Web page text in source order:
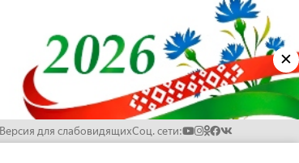
✕
Версия для слабовидящихСоц. сети: